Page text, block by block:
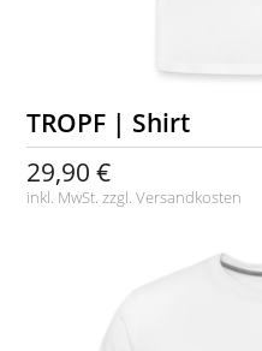
TROPF | Shirt
29,90 €
inkl. MwSt. zzgl.Versandkosten